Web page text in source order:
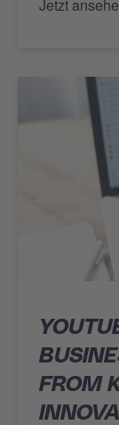
Jetzt
FROM